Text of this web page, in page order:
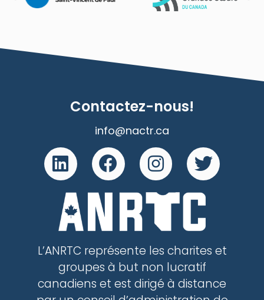
Contactez-nous!
info@nactr.ca
L’ANRTC représente les charites et
groupes à but non lucratif
canadiens et est dirigé à distance